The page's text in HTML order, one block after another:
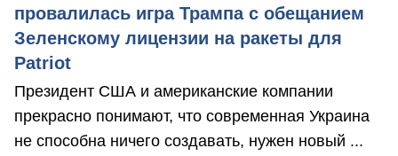
провалилась игра Трампа с обещанием
Зеленскому лицензии на ракеты для
Patriot
Президент США и американские компании
прекрасно понимают, что современная Украина
не способна ничего создавать, нужен новый ...